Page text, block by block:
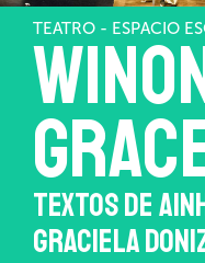
TEATRO - ESPACIO
TEXTOS DE
GRACIELA